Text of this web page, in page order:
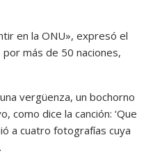
en la ONU», expresó el
más de 50 naciones,
vergüenza, un bochorno
como dice la canción: ‘Que
a cuatro fotografías cuya